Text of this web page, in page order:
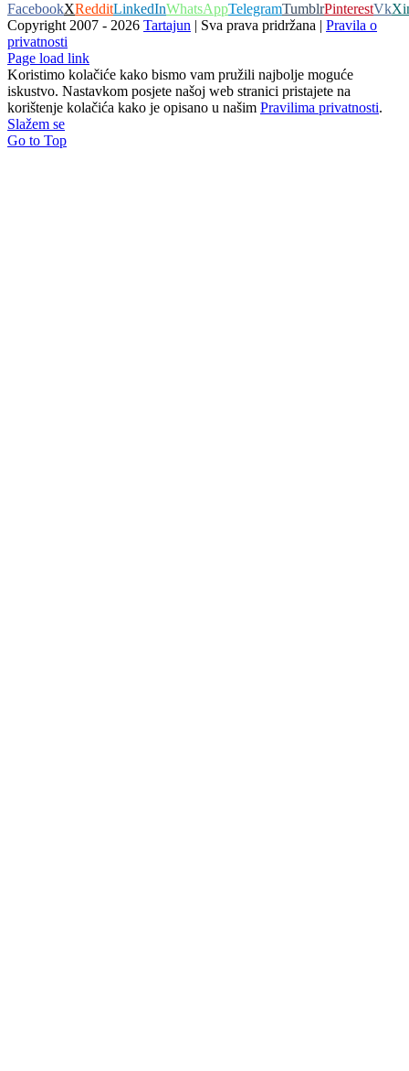
FacebookXRedditLinkedInWhatsAppTelegramTumblrPinterestVk
Copyright 2007 - 2026 Tartajun | Sva prava pridržana | Pravila o
privatnosti
Page load link
Koristimo kolačiće kako bismo vam pružili najbolje moguće
iskustvo. Nastavkom posjete našoj web stranici pristajete na
korištenje kolačića kako je opisano u našim Pravilima privatnosti.
Slažem se
Go to Top